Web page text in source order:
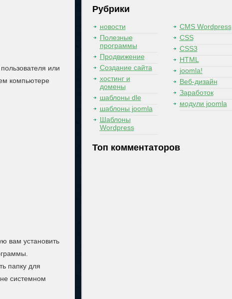
или
компьютере
вам установить
папку для
системном
Рубрики
CMS Wordpress
CSS
CSS3
HTML
joomla!
Веб-дизайн
Заработок
модули joomla
новости
Полезные
программы
Продвижение
Создание сайта
хостинг и
домены
шаблоны dle
шаблоны joomla
Шаблоны
Wordpress
Топ комментаторов